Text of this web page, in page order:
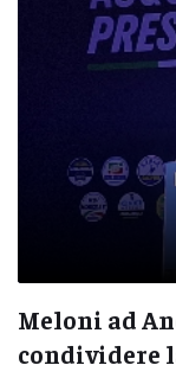
Meloni ad
condividere